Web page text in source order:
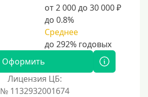
от 2 000 до 30 000 ₽
до 0.8%
Среднее
Оформить
Лицензия ЦБ:
№ 1132932001674